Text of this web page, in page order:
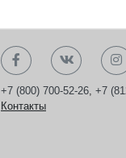
+7 (800) 700-52-26, +7
Контакты